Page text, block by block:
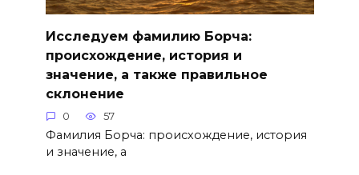
Исследуем фамилию Борча:
происхождение, история и
значение, а также правильное
склонение
0 57
Фамилия Борча: происхождение, история
и значение, а